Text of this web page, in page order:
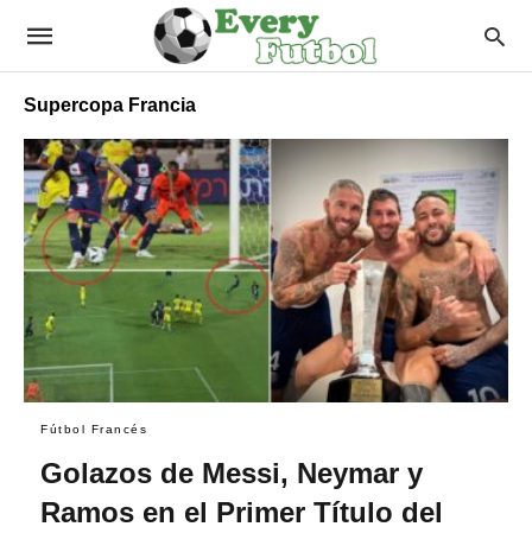
Supercopa Francia
Fútbol Francés
Golazos de Messi, Neymar y
Ramos en el Primer Título del